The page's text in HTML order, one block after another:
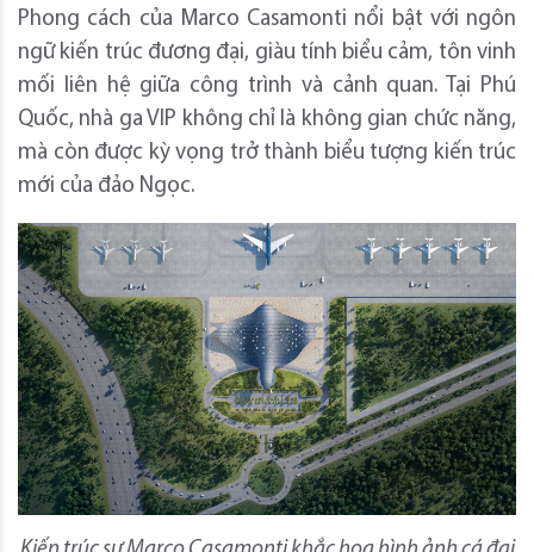
Phong cách của Marco Casamonti nổi bật với ngôn
ngữ kiến trúc đương đại, giàu tính biểu cảm, tôn vinh
mối liên hệ giữa công trình và cảnh quan. Tại Phú
Quốc, nhà ga VIP không chỉ là không gian chức năng,
mà còn được kỳ vọng trở thành biểu tượng kiến trúc
mới của đảo Ngọc.